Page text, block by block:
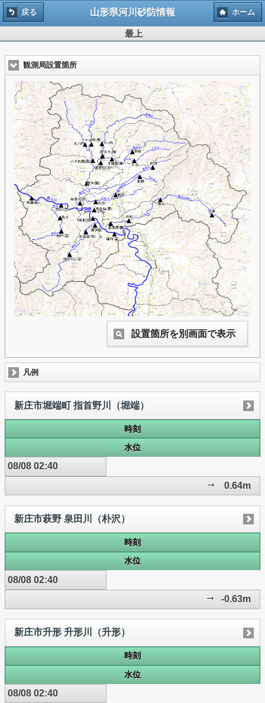
戻る 山形県河川砂防情報 ホーム
最上
観測局設置箇所
設置箇所を別画面で表示
凡例
新庄市堀端町 指首野川（堀端）
時刻
水位
08/08 02:40
0.64m
新庄市萩野 泉田川（朴沢）
時刻
水位
08/08 02:40
-0.63m
新庄市升形 升形川（升形）
時刻
水位
08/08 02:40